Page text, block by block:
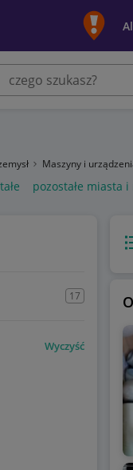
Maszyny i
pozostałe miasta
17
Wyczyść